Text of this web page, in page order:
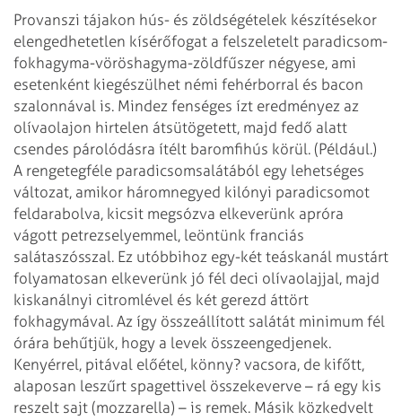
Provanszi tájakon hús- és zöldségételek készítésekor
elengedhetetlen kísérőfogat a felszeletelt paradicsom-
fokhagyma-vöröshagyma-zöldfűszer négyese, ami
esetenként kiegészülhet némi fehérborral és bacon
szalonnával is. Mindez fenséges ízt eredményez az
olívaolajon hirtelen átsütögetett, majd fedő alatt
csendes párolódásra ítélt baromfihús körül. (Például.)
A rengetegféle paradicsomsalátából egy lehetséges
változat, amikor háromnegyed kilónyi paradicsomot
feldarabolva, kicsit megsózva elkeverünk apróra
vágott petrezselyemmel, leöntünk franciás
salátaszósszal. Ez utóbbihoz egy-két teáskanál mustárt
folyamatosan elkeverünk jó fél deci olívaolajjal, majd
kiskanálnyi citromlével és két gerezd áttört
fokhagymával. Az így összeállított salátát minimum fél
órára behűtjük, hogy a levek összeengedjenek.
Kenyérrel, pitával előétel, könny? vacsora, de kifőtt,
alaposan leszűrt spagettivel összekeverve – rá egy kis
reszelt sajt (mozzarella) – is remek. Másik közkedvelt